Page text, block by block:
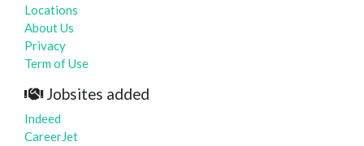
Locations
About Us
Privacy
Term of Use
Jobsites added
Indeed
CareerJet